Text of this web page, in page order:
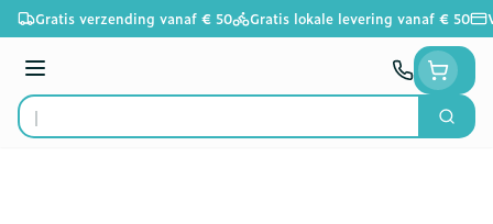
Ga naar de inhoud
Gratis verzending vanaf € 50 Gratis lokale levering vanaf € 50
Menu
Product, merk, categorie...
Zoek